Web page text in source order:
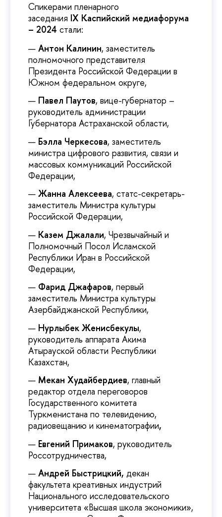
Спикерами пленарного
заседания IX Каспийский медиафорума
– 2024 стали:
Антон Калинин, заместитель
полномочного представителя
Президента Российской Федерации в
Южном федеральном округе,
Павел Паутов, вице-губернатор –
руководитель администрации
Губернатора Астраханской области,
Бэлла Черкесова, заместитель
министра цифрового развития, связи и
массовых коммуникаций Российской
Федерации,
Жанна Алексеева, статс-секретарь-
заместитель Министра культуры
Российской Федерации,
Казем Джалали, Чрезвычайный и
Полномочный Посол Исламской
Республики Иран в Российской
Федерации,
Фарид Джафаров, первый
заместитель Министра культуры
Азербайджанской Республики,
Нурлыбек Женисбекулы,
руководитель аппарата Акима
Атырауской области Республики
Казахстан,
Мекан Худайбердиев, главный
редактор отдела переговоров
Государственного комитета
Туркменистана по телевидению,
радиовещанию и кинематографии,
Евгений Примаков, руководитель
Россотрудничества,
Андрей Быстрицкий, декан
факультета креативных индустрий
Национального исследовательского
университета «Высшая школа экономики»,